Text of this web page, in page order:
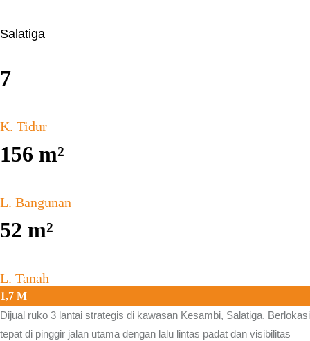
Salatiga
7
K. Tidur
156 m²
L. Bangunan
52 m²
L. Tanah
1,7 M
Dijual ruko 3 lantai strategis di kawasan Kesambi, Salatiga. Berlokasi
tepat di pinggir jalan utama dengan lalu lintas padat dan visibilitas